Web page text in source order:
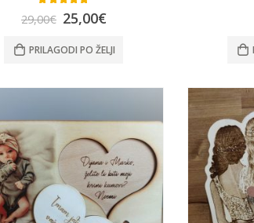
out of 5
29,00€ 25,00€
PRILAGODI PO ŽELJI
out of 5